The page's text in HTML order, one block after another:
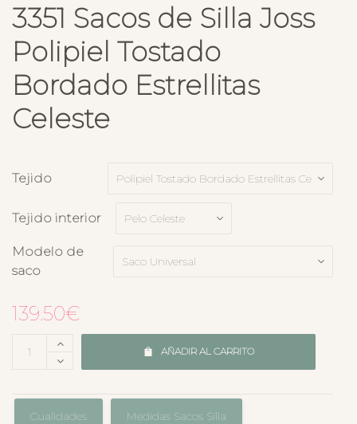
3351 Sacos de Silla Joss
Polipiel Tostado
Bordado Estrellitas
Celeste
Tejido
Tejido interior
Modelo de
saco
139.50€
AÑADIR AL CARRITO
Cualidades Medidas Sacos Silla